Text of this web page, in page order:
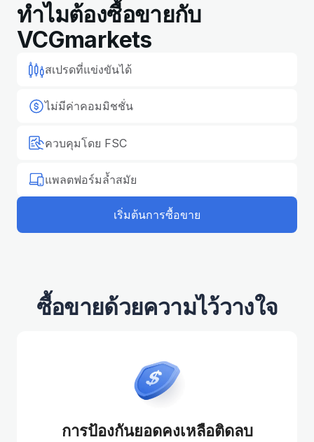
ทำไมต้องซื้อขายกับ
VCGmarkets
สเปรดที่แข่งขันได้
ไม่มีค่าคอมมิชชั่น
ควบคุมโดย FSC
แพลตฟอร์มล้ำสมัย
เริ่มต้นการซื้อขาย
ซื้อขายด้วยความไว้วางใจ
การป้องกันยอดคงเหลือติดลบ